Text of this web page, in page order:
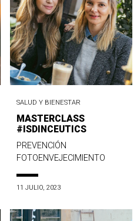
SALUD Y BIENESTAR
MASTERCLASS
#ISDINCEUTICS
PREVENCIÓN
FOTOENVEJECIMIENTO
11 JULIO, 2023